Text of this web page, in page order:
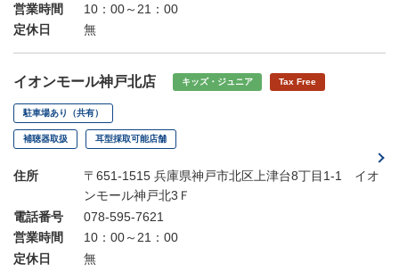
営業時間
10：00～21：00
定休日
無
イオンモール神戸北店 キッズ・ジュニア Tax Free
駐車場あり（共有）
補聴器取扱 耳型採取可能店舗
住所
〒651-1515 兵庫県神戸市北区上津台8丁目1-1 イオ
ンモール神戸北3Ｆ
電話番号
078-595-7621
営業時間
10：00～21：00
定休日
無